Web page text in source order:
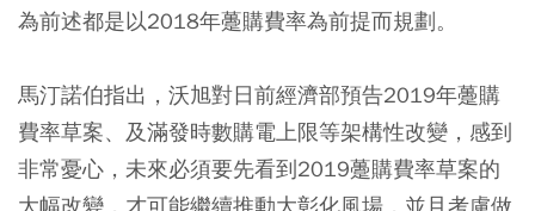
為前述都是以2018年躉購費率為前提而規劃。
馬汀諾伯指出，沃旭對日前經濟部預告2019年躉購
費率草案、及滿發時數購電上限等架構性改變，感到
非常憂心，未來必須要先看到2019躉購費率草案的